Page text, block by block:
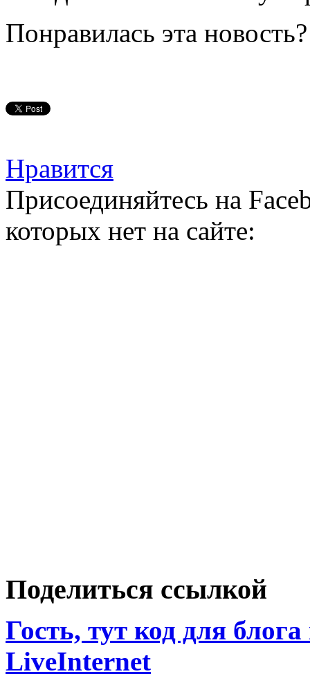
Понравилась эта
Нравится
Присоединяйтесь на
которых нет на сайте:
Поделиться ссылкой
Гость, тут код для
LiveInternet